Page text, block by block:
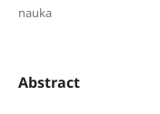
nauka
Abstract